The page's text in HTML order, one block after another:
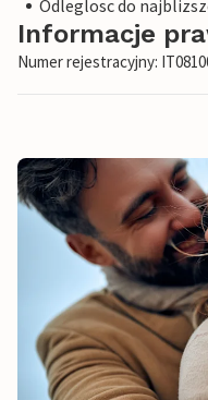
Odleglosc do
Informacje
Numer rejestracyjny: